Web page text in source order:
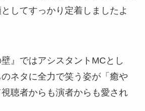
してすっかり定着しましたよ
』ではアシスタントMCとし
ネタに全力で笑う姿が「癒や
聴者からも演者からも愛され